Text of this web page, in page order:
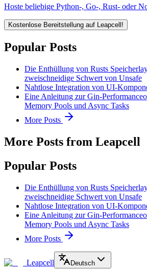
Hoste beliebige Python-, Go-, Rust- oder
Kostenlose Bereitstellung auf Leapcell!
Popular Posts
Die Enthüllung von Rusts
zweischneidige Schwert von Unsafe
Nahtlose Integration von UI-
Eine Anleitung zur Gin-
Memory Pools und Async Tasks
More Posts
More Posts from Leapcell
Popular Posts
Die Enthüllung von Rusts
zweischneidige Schwert von Unsafe
Nahtlose Integration von UI-
Eine Anleitung zur Gin-
Memory Pools und Async Tasks
More Posts
Leapcell Deutsch